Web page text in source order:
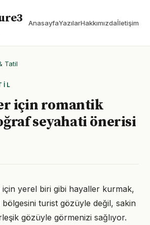
AnasayfaYazılarHakkımızdaİletişim
Tatil
için romantik
seyahati önerisi
için yerel biri gibi hayaller kurmak,
turist gözüyle değil, sakin
gözüyle görmenizi sağlıyor.